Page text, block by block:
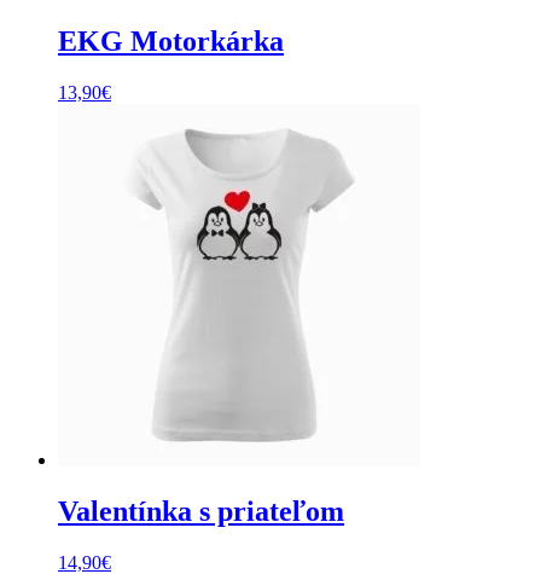
through
16,90€
EKG Motorkárka
13,90€
Valentínka s priateľom
14,90€